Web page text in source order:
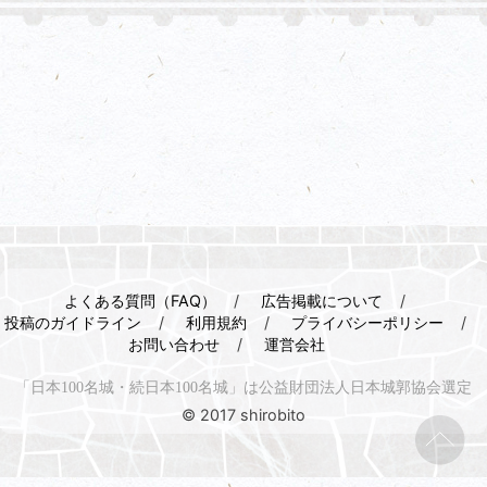
よくある質問（FAQ）
広告掲載について
投稿のガイドライン
利用規約
プライバシーポリシー
お問い合わせ
運営会社
「日本100名城・続日本100名城」は公益財団法人日本城郭協会選定
© 2017 shirobito